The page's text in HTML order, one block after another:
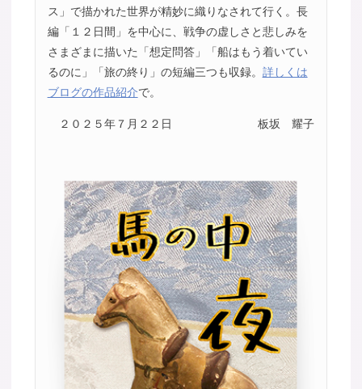
ス」で描かれた世界が精妙に織りなされて行く。長
編「１２日間」を中心に、戦争の虚しさと悲しみを
さまざまに描いた「想定問答」「船はもう着いてい
るのに」「旅の終り」の短編三つも収録。 詳しくは
ブログの作品紹介で。
２０２５年７月２２日 板坂 耀子